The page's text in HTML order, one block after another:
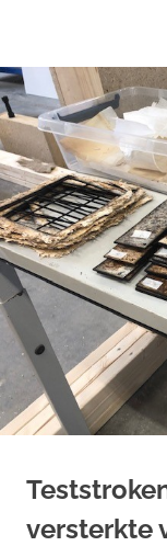
versterkte